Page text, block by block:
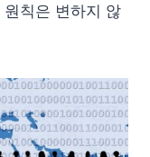
칙은 변하지 않